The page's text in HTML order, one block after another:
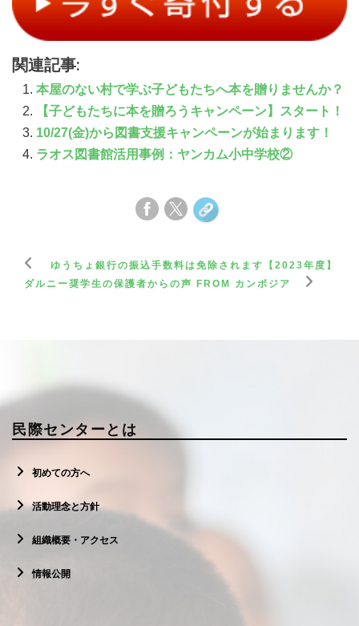
関連記事:
本屋のない村で学ぶ子どもたちへ本を贈りませんか？
【子どもたちに本を贈ろうキャンペーン】スタート！
10/27(金)から図書支援キャンペーンが始まります！
ラオス図書館活用事例：ヤンカム小中学校②
ゆうちょ銀行の振込手数料は免除されます【2023年度】
ダルニー奨学生の保護者からの声 FROM カンボジア
民際センターとは
初めての方へ
活動理念と方針
組織概要・アクセス
情報公開